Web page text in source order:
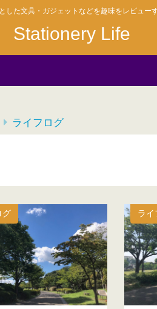
した文具・ガジェットなどを趣味をレビュー
Stationery Life
ライフログ
グ ライ